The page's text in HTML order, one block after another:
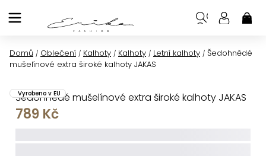
na
Domů / Oblečení / Kalhoty / Kalhoty / Letní kalhoty / Šedohnědé
mušelínové extra široké kalhoty JAKAS
Šedohnědé mušelínové extra široké kalhoty JAKAS
Vyrobeno v EU
789 Kč